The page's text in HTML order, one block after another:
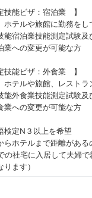
技能ビザ：宿泊業 】
ホテルや旅館に勤務を
能宿泊業技能測定試験
業への変更が可能な方
技能ビザ：外食業 】
ホテルや旅館、レスト
能外食業技能測定試験
業への変更が可能な方
検定N３以上を希望
らホテルまで距離があ
社宅に入居して夫婦で
ります）